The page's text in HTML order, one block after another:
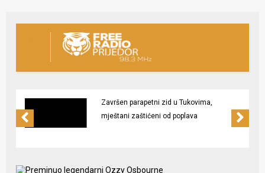
Završen parapetni zid u Tukovima,
mještani zaštićeni od poplava